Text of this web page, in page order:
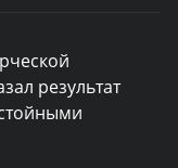
результат